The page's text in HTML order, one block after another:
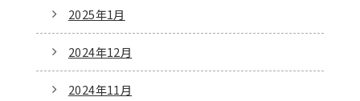
2025年1月
2024年12月
2024年11月